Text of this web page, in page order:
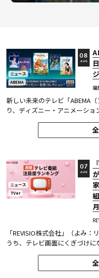
ニュース
ABEMA
編
08
AUG
新しい未来のテレビ「ABEMA
り、ディズニー・アニメーシ
定で無料放送することを決定し
ニュース
TVer
07
AUG
「REVISIO株式会社」（よみ
うち、テレビ画面にくぎづけ
合がわかる「注目度」を用いて
した「コア視聴層（男女13歳
している。